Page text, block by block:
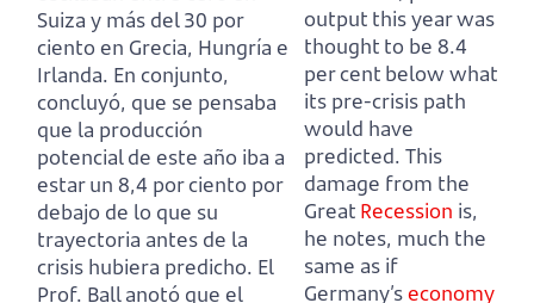
Suiza y más del 30 por
ciento en Grecia, Hungría e
Irlanda. En conjunto,
concluyó, que se pensaba
que la producción
potencial de este año iba a
estar un 8,4 por ciento por
debajo de lo que su
trayectoria antes de la
crisis hubiera predicho. El
Prof. Ball anotó que el
output this year was
thought to be 8.4
per cent below what
its pre-crisis path
would have
predicted. This
damage from the
Great Recession is,
he notes, much the
same as if
Germany’seconomy